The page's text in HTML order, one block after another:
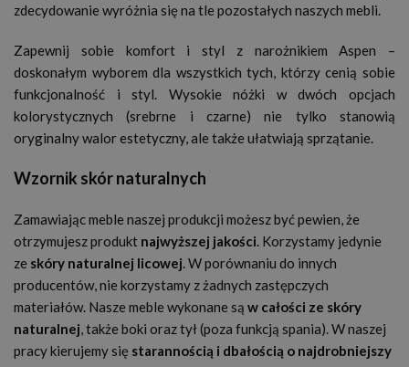
zdecydowanie wyróżnia się na tle pozostałych naszych mebli.
Zapewnij sobie komfort i styl z narożnikiem Aspen –
doskonałym wyborem dla wszystkich tych, którzy cenią sobie
funkcjonalność i styl. Wysokie nóżki w dwóch opcjach
kolorystycznych (srebrne i czarne) nie tylko stanowią
oryginalny walor estetyczny, ale także ułatwiają sprzątanie.
Wzornik skór naturalnych
Zamawiając meble naszej produkcji możesz być pewien, że
otrzymujesz produkt najwyższej jakości. Korzystamy jedynie
ze skóry naturalnej licowej. W porównaniu do innych
producentów, nie korzystamy z żadnych zastępczych
materiałów. Nasze meble wykonane są w całości ze skóry
naturalnej, także boki oraz tył (poza funkcją spania). W naszej
pracy kierujemy się starannością i dbałością o najdrobniejszy